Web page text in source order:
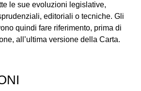
le sue evoluzioni legislative,
editoriali o tecniche. Gli
quindi fare riferimento, prima di
all’ultima versione della Carta.